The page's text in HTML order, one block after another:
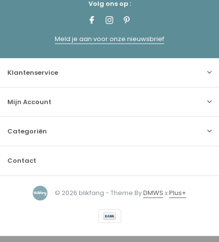
Volg ons op :
Meld je aan voor onze nieuwsbrief
Klantenservice
Mijn Account
Categoriën
Contact
© 2026 blikfang - Theme ByDMWS xPlus+